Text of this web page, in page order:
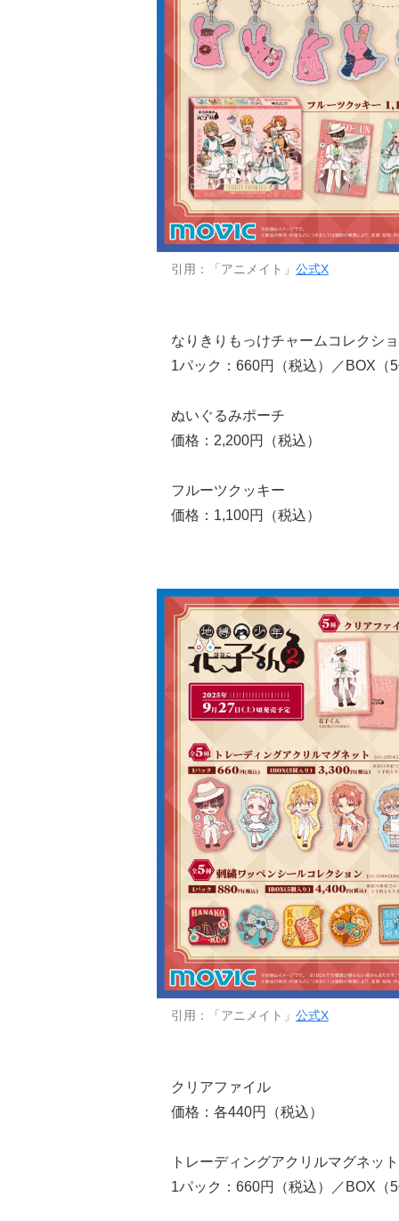
引用：「アニメイト」 公式X
なりきりもっけチャームコレクシ
1パック：660円（税込）／BOX（
ぬいぐるみポーチ
価格：2,200円（税込）
フルーツクッキー
価格：1,100円（税込）
引用：「アニメイト」 公式X
クリアファイル
価格：各440円（税込）
トレーディングアクリルマグネット
1パック：660円（税込）／BOX（